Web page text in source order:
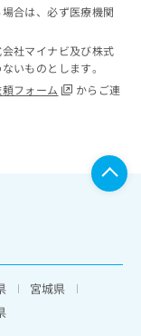
合は、必ず医療機関
社マイナビ及び株式
いものとします。
フォーム
からご連
宮城県